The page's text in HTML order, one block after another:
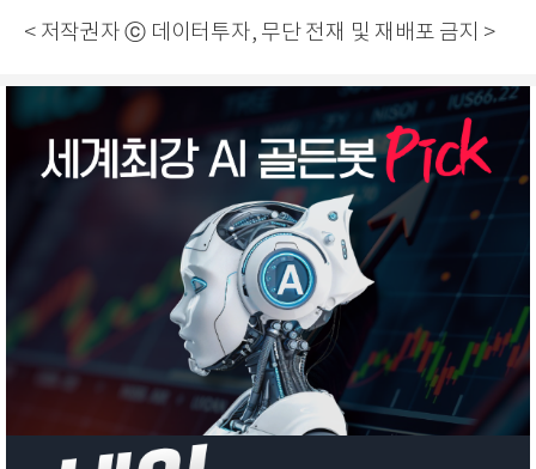
< 저작권자 ⓒ 데이터투자, 무단 전재 및 재배포 금지 >